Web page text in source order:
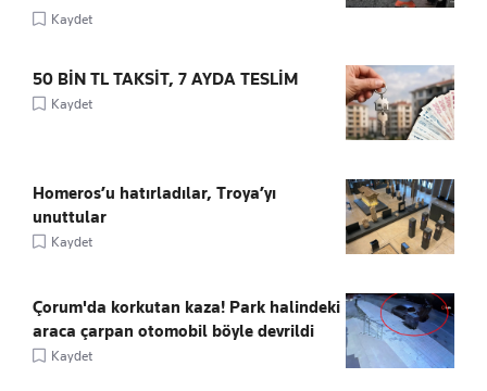
Kaydet
50 BİN TL TAKSİT, 7 AYDA TESLİM
Kaydet
Homeros’u hatırladılar, Troya’yı
unuttular
Kaydet
Çorum'da korkutan kaza! Park halindeki
araca çarpan otomobil böyle devrildi
Kaydet